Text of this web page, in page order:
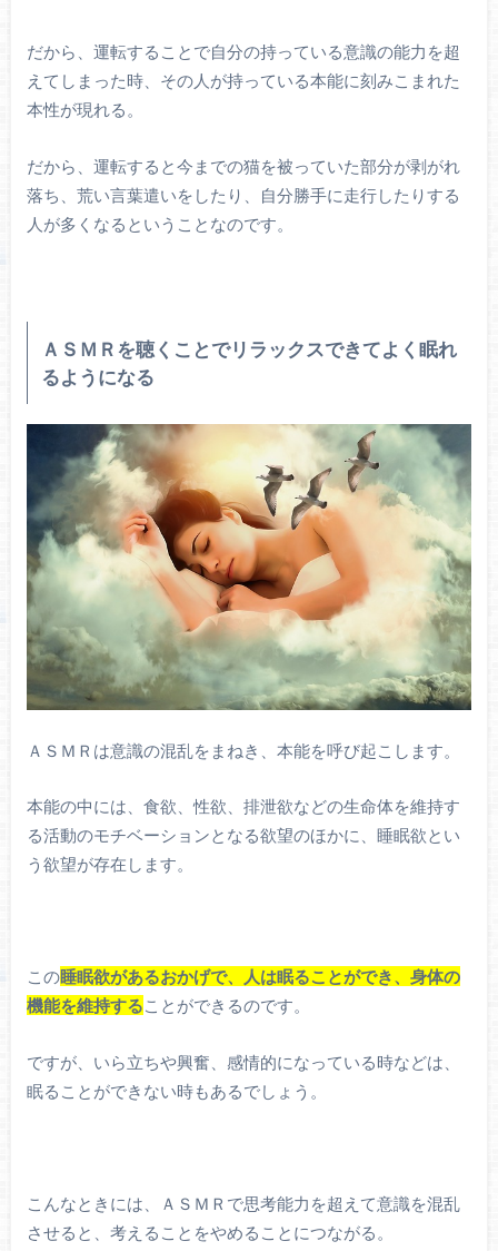
だから、運転することで自分の持っている意識の能力を超
えてしまった時、その人が持っている本能に刻みこまれた
本性が現れる。
だから、運転すると今までの猫を被っていた部分が剥がれ
落ち、荒い言葉遣いをしたり、自分勝手に走行したりする
人が多くなるということなのです。
ＡＳＭＲを聴くことでリラックスできてよく眠れ
るようになる
ＡＳＭＲは意識の混乱をまねき、本能を呼び起こします。
本能の中には、食欲、性欲、排泄欲などの生命体を維持す
る活動のモチベーションとなる欲望のほかに、睡眠欲とい
う欲望が存在します。
この睡眠欲があるおかげで、人は眠ることができ、身体の
機能を維持することができるのです。
ですが、いら立ちや興奮、感情的になっている時などは、
眠ることができない時もあるでしょう。
こんなときには、ＡＳＭＲで思考能力を超えて意識を混乱
させると、考えることをやめることにつながる。